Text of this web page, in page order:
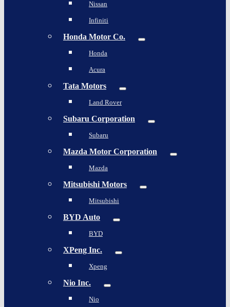
Nissan
Infiniti
Honda Motor Co.
Honda
Acura
Tata Motors
Land Rover
Subaru Corporation
Subaru
Mazda Motor Corporation
Mazda
Mitsubishi Motors
Mitsubishi
BYD Auto
BYD
XPeng Inc.
Xpeng
Nio Inc.
Nio